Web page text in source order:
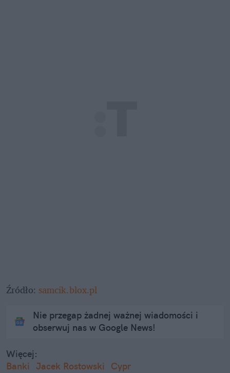
Źródło: samcik.blox.pl
Nie przegap żadnej ważnej wiadomości i
obserwuj nas w Google News!
Więcej:
Banki
Jacek Rostowski Cypr